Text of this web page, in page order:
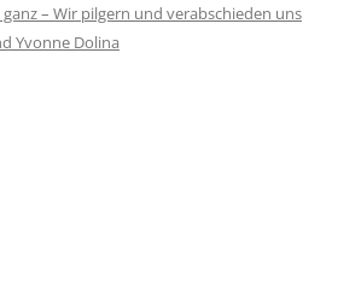
– Wir pilgern und verabschieden uns
Yvonne Dolina